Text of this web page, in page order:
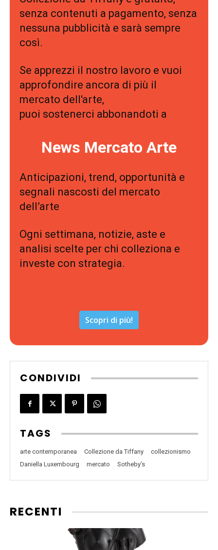
senza contenuti a pagamento, senza
nessuna pubblicità e sarà sempre
così.
Se apprezzi il nostro lavoro e vuoi
approfondire ancora di più il
mercato dell'arte,
puoi sostenerci abbonandoti a
News Mercato Arte
Anticipazioni, trend, opportunità e
segnali nascosti del mercato
dell’arte
Ogni settimana, notizie, aste e
analisi scelte per chi colleziona e
investe con strategia.
Scopri di più!
CONDIVIDI
TAGS
arte contemporanea Collezione da Tiffany
collezionismo
Daniella Luxembourg
mercato Sotheby’s
RECENTI